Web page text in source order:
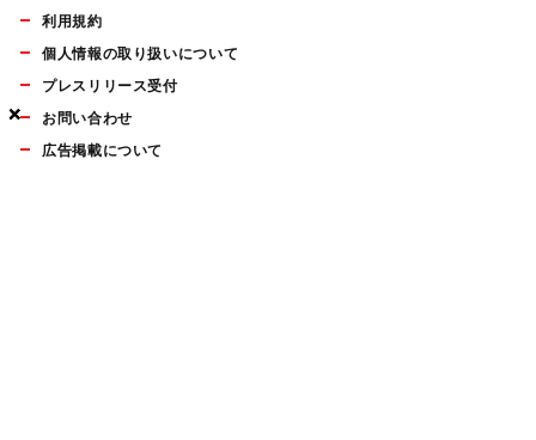
×
×
×
利用規約
個人情報の取り扱いについて
プレスリリース受付
お問い合わせ
広告掲載について